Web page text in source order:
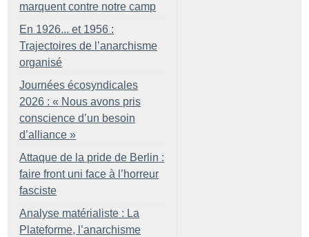
marquent contre notre camp
En 1926... et 1956 :
Trajectoires de l’anarchisme
organisé
Journées écosyndicales
2026 : « Nous avons pris
conscience d’un besoin
d’alliance »
Attaque de la pride de Berlin :
faire front uni face à l’horreur
fasciste
Analyse matérialiste : La
Plateforme, l’anarchisme